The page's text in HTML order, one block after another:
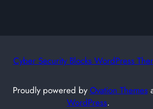
Cyber Security Blocks WordPress
Proudly powered byOvation Themes
WordPress.